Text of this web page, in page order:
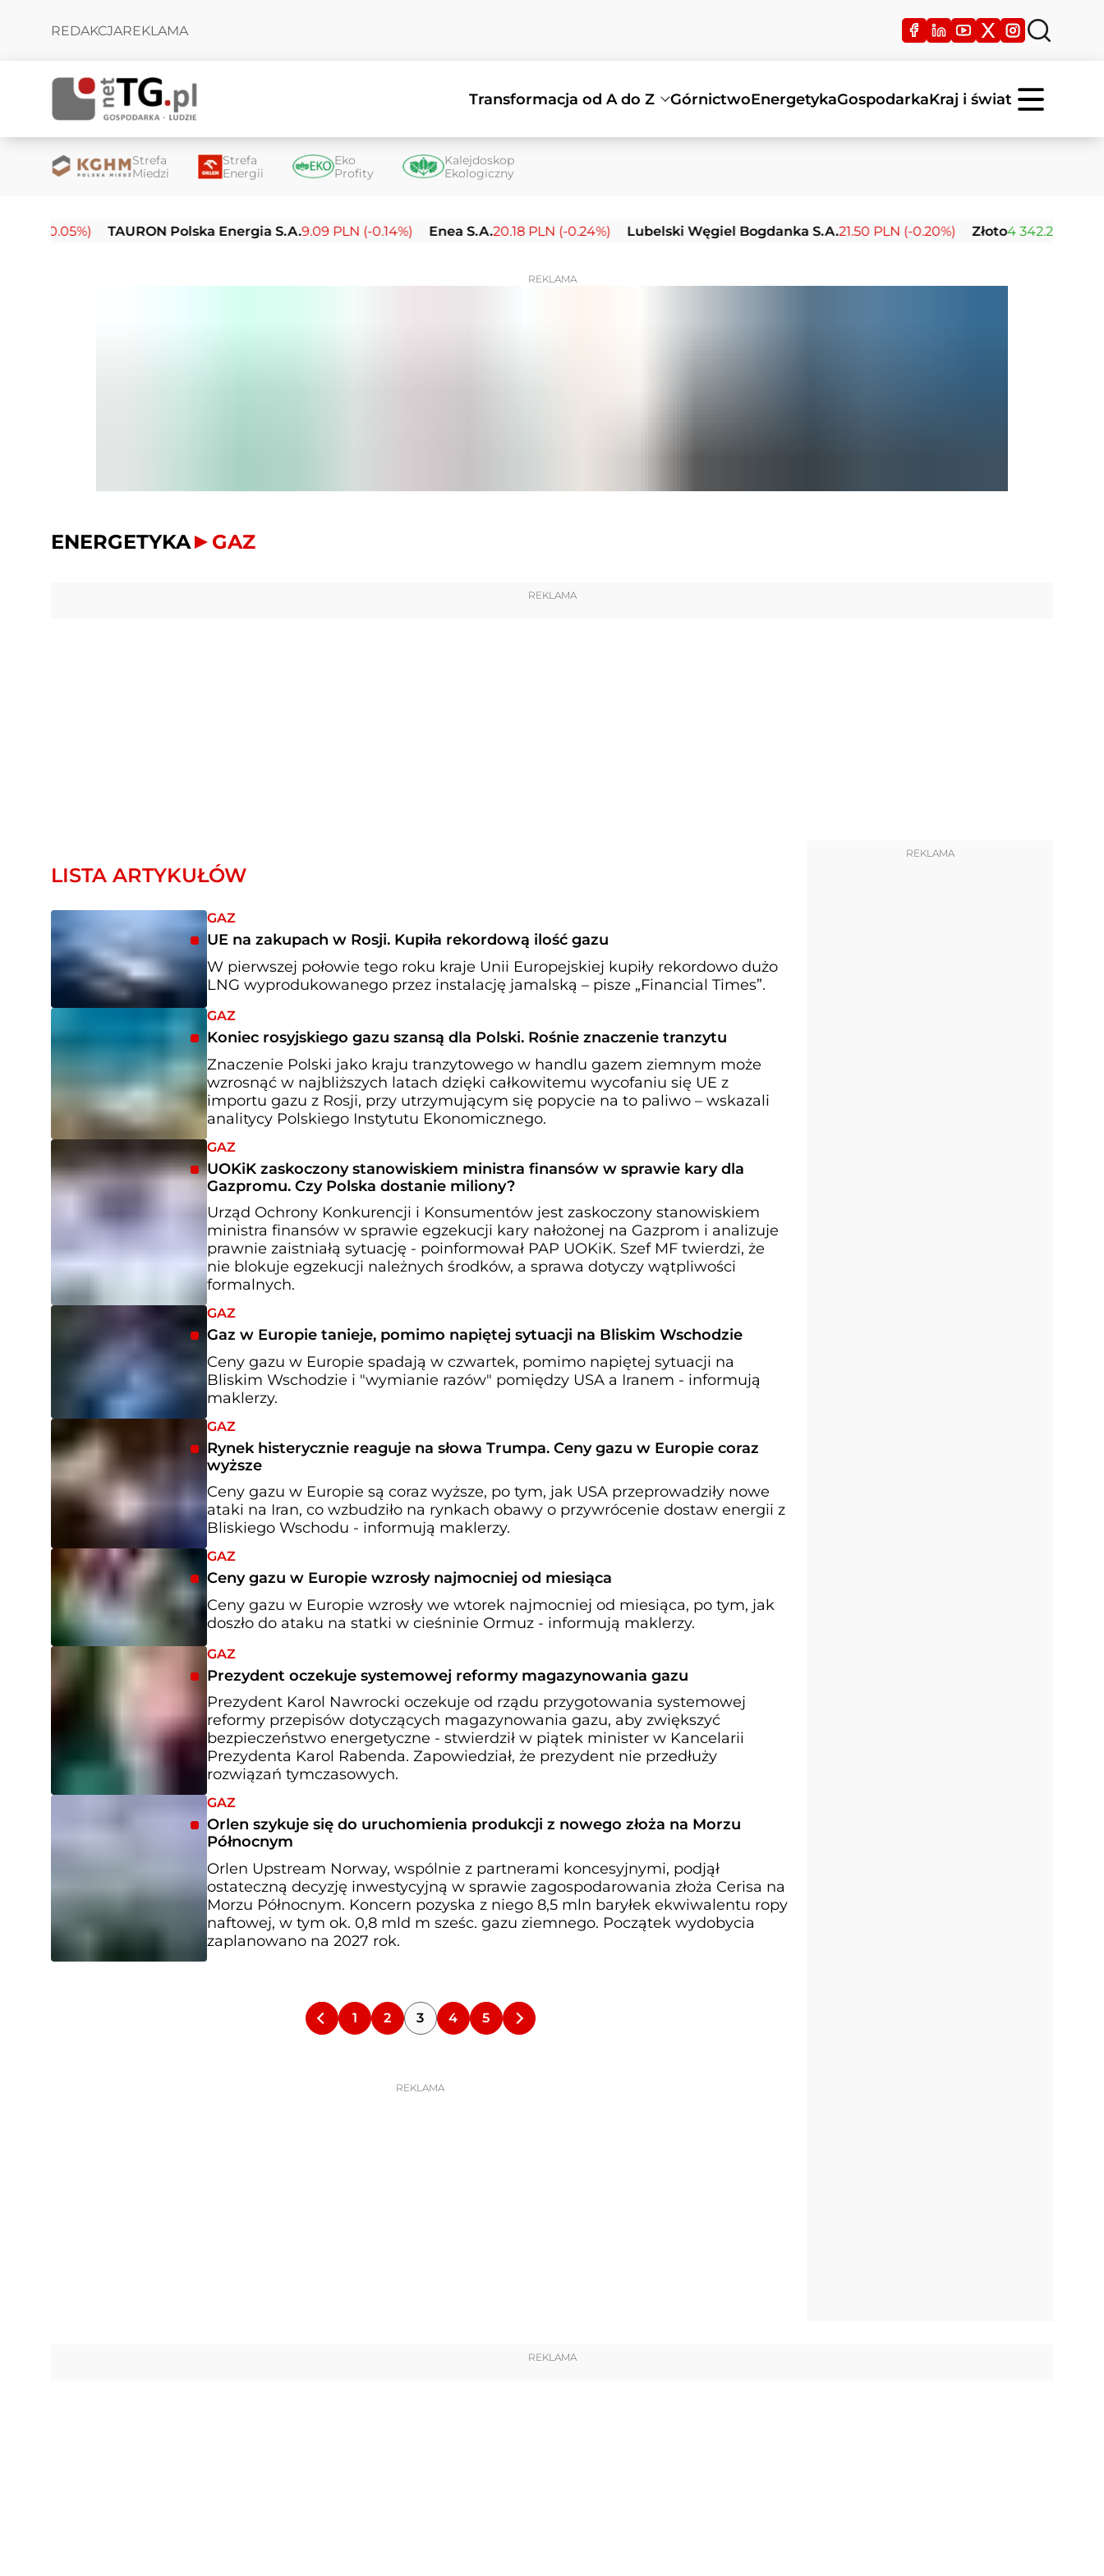
REDAKCJAREKLAMA
Transformacja od A do Z GórnictwoEnergetykaGospodarkaKraj i świat
Strefa
Miedzi
Strefa
Energii
Eko
Profity
Kalejdoskop
Ekologiczny
TAURON Polska Energia S.A.9.09 PLN (-0.14%) Enea S.A.20.18 PLN (-0.24%) Lubelski Węgiel Bogdanka S.A.21.50 PLN (-0.20%) Złoto 4 342.26 USD (0.00%)
REKLAMA
ENERGETYKA GAZ
REKLAMA
LISTA ARTYKUŁÓW
GAZ
UE na zakupach w Rosji. Kupiła rekordową ilość gazu
W pierwszej połowie tego roku kraje Unii Europejskiej kupiły rekordowo dużo
LNG wyprodukowanego przez instalację jamalską – pisze „Financial Times”.
GAZ
Koniec rosyjskiego gazu szansą dla Polski. Rośnie znaczenie tranzytu
Znaczenie Polski jako kraju tranzytowego w handlu gazem ziemnym może
wzrosnąć w najbliższych latach dzięki całkowitemu wycofaniu się UE z
importu gazu z Rosji, przy utrzymującym się popycie na to paliwo – wskazali
analitycy Polskiego Instytutu Ekonomicznego.
GAZ
UOKiK zaskoczony stanowiskiem ministra finansów w sprawie kary dla
Gazpromu. Czy Polska dostanie miliony?
Urząd Ochrony Konkurencji i Konsumentów jest zaskoczony stanowiskiem
ministra finansów w sprawie egzekucji kary nałożonej na Gazprom i analizuje
prawnie zaistniałą sytuację - poinformował PAP UOKiK. Szef MF twierdzi, że
nie blokuje egzekucji należnych środków, a sprawa dotyczy wątpliwości
formalnych.
GAZ
Gaz w Europie tanieje, pomimo napiętej sytuacji na Bliskim Wschodzie
Ceny gazu w Europie spadają w czwartek, pomimo napiętej sytuacji na
Bliskim Wschodzie i "wymianie razów" pomiędzy USA a Iranem - informują
maklerzy.
GAZ
Rynek histerycznie reaguje na słowa Trumpa. Ceny gazu w Europie coraz
wyższe
Ceny gazu w Europie są coraz wyższe, po tym, jak USA przeprowadziły nowe
ataki na Iran, co wzbudziło na rynkach obawy o przywrócenie dostaw energii z
Bliskiego Wschodu - informują maklerzy.
GAZ
Ceny gazu w Europie wzrosły najmocniej od miesiąca
Ceny gazu w Europie wzrosły we wtorek najmocniej od miesiąca, po tym, jak
doszło do ataku na statki w cieśninie Ormuz - informują maklerzy.
GAZ
Prezydent oczekuje systemowej reformy magazynowania gazu
Prezydent Karol Nawrocki oczekuje od rządu przygotowania systemowej
reformy przepisów dotyczących magazynowania gazu, aby zwiększyć
bezpieczeństwo energetyczne - stwierdził w piątek minister w Kancelarii
Prezydenta Karol Rabenda. Zapowiedział, że prezydent nie przedłuży
rozwiązań tymczasowych.
GAZ
Orlen szykuje się do uruchomienia produkcji z nowego złoża na Morzu
Północnym
Orlen Upstream Norway, wspólnie z partnerami koncesyjnymi, podjął
ostateczną decyzję inwestycyjną w sprawie zagospodarowania złoża Cerisa na
Morzu Północnym. Koncern pozyska z niego 8,5 mln baryłek ekwiwalentu ropy
naftowej, w tym ok. 0,8 mld m sześc. gazu ziemnego. Początek wydobycia
zaplanowano na 2027 rok.
1 2 3 4 5
REKLAMA
REKLAMA
REKLAMA